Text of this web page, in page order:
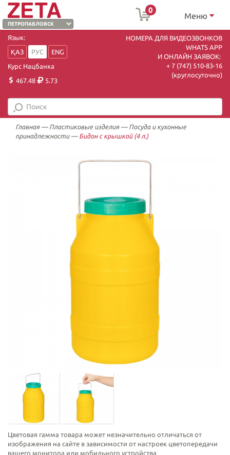
0
Меню
Язык:
ҚАЗ
РУС
ENG
Курс Нацбанка
467.48
5.73
НОМЕРА ДЛЯ ВИДЕОЗВОНКОВ
WHATS APP
И ОНЛАЙН ЗАЯВОК:
+ 7 (747) 510-83-16
(круглосуточно)
Главная— Пластиковые изделия— Посуда и кухонные
принадлежности— Бидон с крышкой (4 л.)
Цветовая гамма товара может незначительно отличаться от
изображения на сайте в зависимости от настроек цветопередачи
вашего монитора или мобильного устройства